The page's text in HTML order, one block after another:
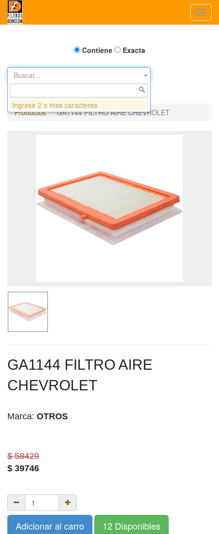
Contiene Exacta
Buscar...
Productos GA1144 FILTRO AIRE CHEVROLET
GA1144 FILTRO AIRE
CHEVROLET
Marca: OTROS
$ 58429
$ 39746
Adicionar al carro 12 Disponibles
Ingrese 2 o mas caracteres